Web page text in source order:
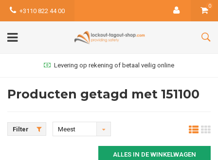
+3110 822 44 00
0
Levering op rekening of betaal veilig online
Producten getagd met 151100
Filter
Meest
ALLES IN DE WINKELWAGEN